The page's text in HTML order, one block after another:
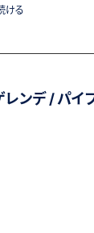
ける
ンデ / パイ